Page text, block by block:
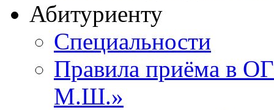
Абитуриенту
Специальности
Правила приёма в
М.Ш.»